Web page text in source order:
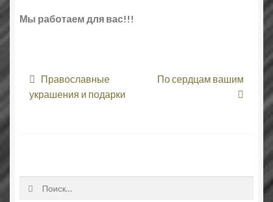
Мы работаем для вас!!!
записям
Православные
украшения и подарки
По сердцам вашим